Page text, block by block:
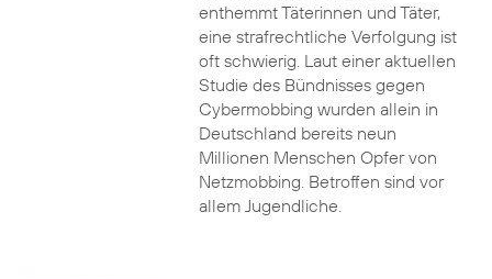
enthemmt Täterinnen und Täter,
eine strafrechtliche Verfolgung ist
oft schwierig. Laut einer aktuellen
Studie des Bündnisses gegen
Cybermobbing wurden allein in
Deutschland bereits neun
Millionen Menschen Opfer von
Netzmobbing. Betroffen sind vor
allem Jugendliche.